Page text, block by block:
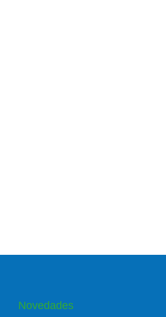
Novedades